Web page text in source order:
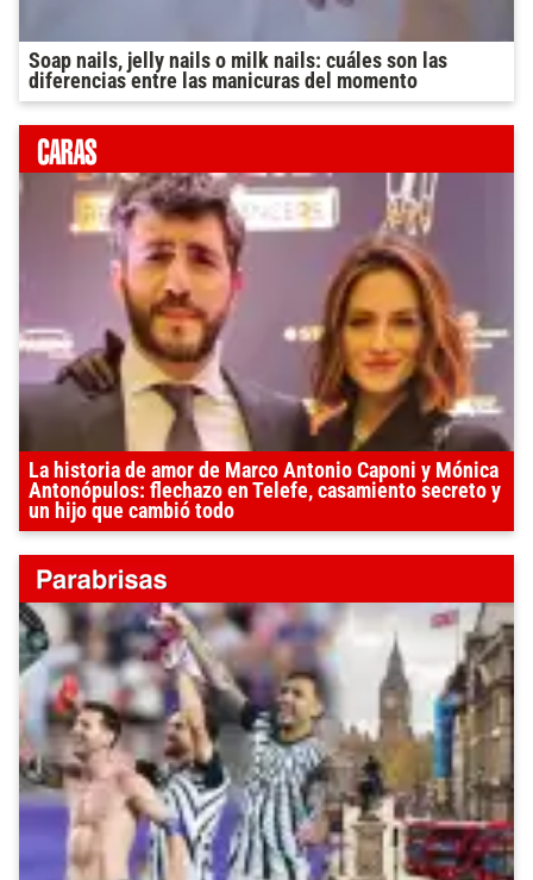
Soap nails, jelly nails o milk nails: cuáles son las
diferencias entre las manicuras del momento
La historia de amor de Marco Antonio Caponi y Mónica
Antonópulos: flechazo en Telefe, casamiento secreto y
un hijo que cambió todo